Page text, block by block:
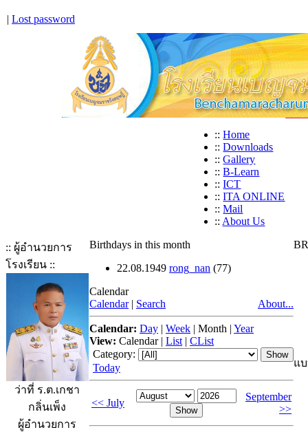
| Lost password
:: Home
:: Downloads
:: Gallery
:: B-Learn
:: ICT
:: ITA ONLINE
:: Mail
:: About Us
:: ผู้อำนวยการ
โรงเรียน ::
ว่าที่ ร.ต.เกชา
กลิ่นเพ็ง
ผู้อำนวยการ
Birthdays in this month
22.08.1949 rong_nan (77)
Calendar
Calendar | Search About...
Calendar: Day | Week | Month | Year
View: Calendar| List | CList
Category:
Today
<< July
September
>>
แ